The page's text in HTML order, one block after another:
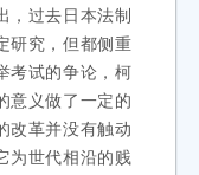
，过去日本法制
研究，但都侧重
考试的争论，柯
意义做了一定的
改革并没有触动
为世代相沿的贱